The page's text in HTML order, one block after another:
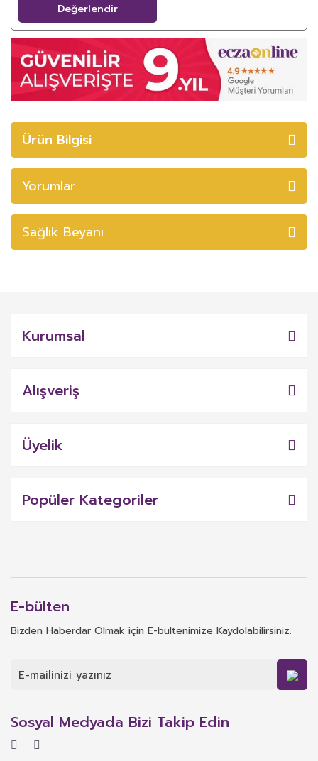
Değerlendir
Ürün Bilgisi
Yorumlar
Sağlık Beyanı
Kurumsal
Alışveriş
Üyelik
Popüler Kategoriler
E-bülten
Bizden Haberdar Olmak için E-bültenimize Kaydolabilirsiniz.
Sosyal Medyada Bizi Takip Edin